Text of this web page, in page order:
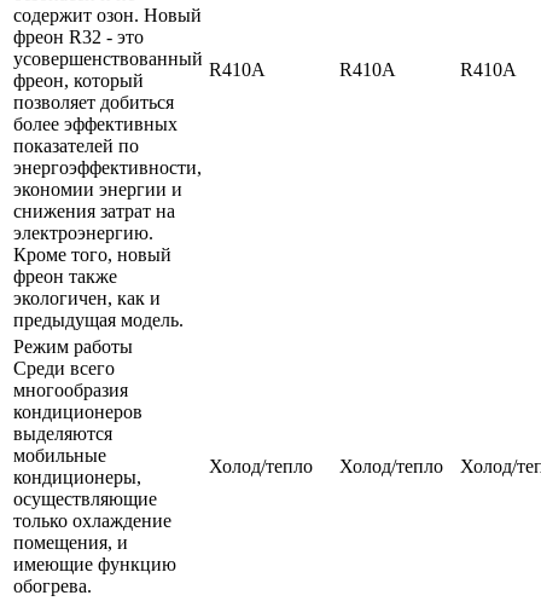
содержит озон. Новый
фреон R32 - это
усовершенствованный
фреон, который
позволяет добиться
более эффективных
показателей по
энергоэффективности,
экономии энергии и
снижения затрат на
электроэнергию.
Кроме того, новый
фреон также
экологичен, как и
предыдущая модель.
R410A R410A R410A
Режим работы
Среди всего
многообразия
кондиционеров
выделяются
мобильные
кондиционеры,
осуществляющие
только охлаждение
помещения, и
имеющие функцию
обогрева.
Холод/тепло Холод/тепло Холод/